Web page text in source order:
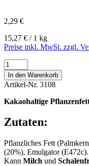
2,29 €
15,27 € / 1 kg
Preise inkl. MwSt. zzgl.
In den Warenkorb
Artikel-Nr. 3108
Kakaohaltige
Zutaten:
Pflanzliches Fett
(20%), Emulgator (E472c).
Kann Milch und